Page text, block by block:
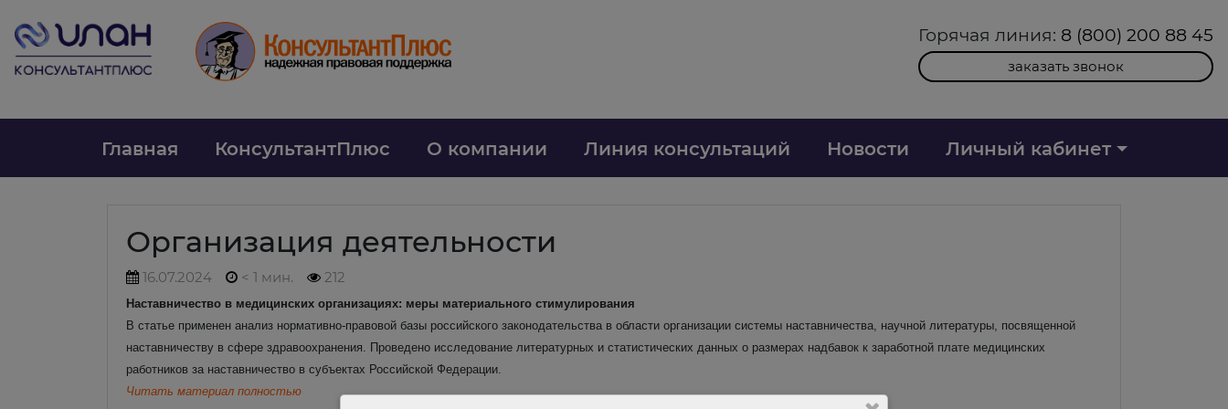
Горячая линия: 8 (800) 200 88 45
заказать звонок
Главная КонсультантПлюс О компании Линия консультаций Новости Личный кабинет
Организация деятельности
16.07.2024 < 1 мин. 212
Наставничество в медицинских организациях: меры материального стимулирования
В статье применен анализ нормативно-правовой базы российского законодательства в области организации системы наставничества, научной литературы, посвященной
наставничеству в сфере здравоохранения. Проведено исследование литературных и статистических данных о размерах надбавок к заработной плате медицинских
работников за наставничество в субъектах Российской Федерации.
Читать материал полностью